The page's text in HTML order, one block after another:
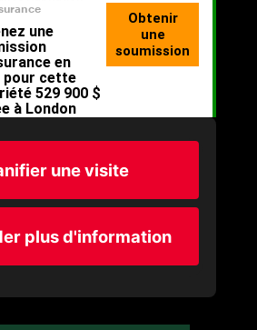
une visite
plus d'information